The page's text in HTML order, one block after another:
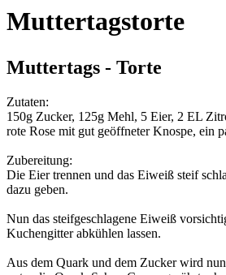
Muttertagstorte
Muttertags - Torte
Zutaten:
150g Zucker, 125g Mehl, 5 Eier, 2 EL
rote Rose mit gut geöffneter Knospe, ein
Zubereitung:
Die Eier trennen und das Eiweiß steif
dazu geben.
Nun das steifgeschlagene Eiweiß
Kuchengitter abkühlen lassen.
Aus dem Quark und dem Zucker wird